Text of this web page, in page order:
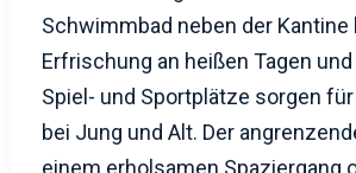
Schwimmbad neben der Kantine
Erfrischung an heißen Tagen und
Spiel- und Sportplätze sorgen für
bei Jung und Alt. Der
einem erholsamen Spaziergang